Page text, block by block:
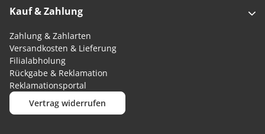
Kauf & Zahlung
Zahlung & Zahlarten
Versandkosten & Lieferung
Filialabholung
Rückgabe & Reklamation
Reklamationsportal
Vertrag widerrufen